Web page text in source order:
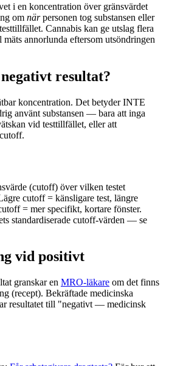
i en koncentration över gränsvärdet
om närpersonen tog substansen eller
Cannabis kan ge utslag flera
annorlunda eftersom utsöndringen
resultat?
koncentration. Det betyder INTE
använt substansen — bara att inga
vid testtillfället, eller att
(cutoff) över vilken testet
cutoff = känsligare test, längre
= mer specifikt, kortare fönster.
standardiserade cutoff-värden — se
vid positivt
granskar en MRO-läkare om det finns
(recept). Bekräftade medicinska
resultatet till "negativt — medicinsk